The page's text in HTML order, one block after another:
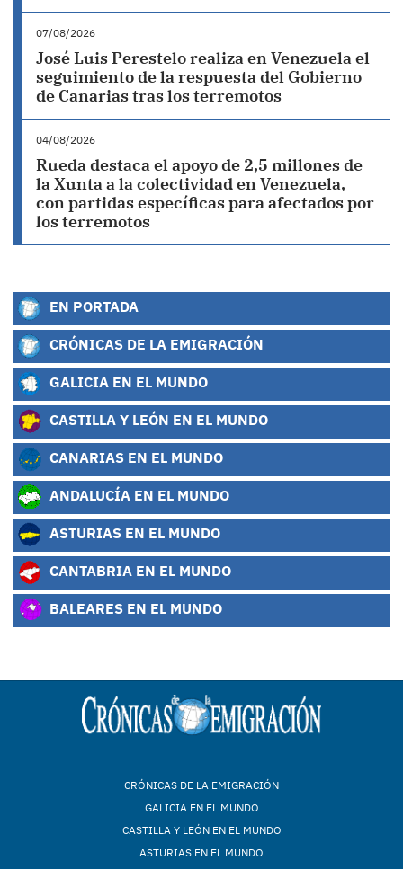
07/08/2026
José Luis Perestelo realiza en Venezuela el
seguimiento de la respuesta del Gobierno
de Canarias tras los terremotos
04/08/2026
Rueda destaca el apoyo de 2,5 millones de
la Xunta a la colectividad en Venezuela,
con partidas específicas para afectados por
los terremotos
EN PORTADA
CRÓNICAS DE LA EMIGRACIÓN
GALICIA EN EL MUNDO
CASTILLA Y LEÓN EN EL MUNDO
CANARIAS EN EL MUNDO
ANDALUCÍA EN EL MUNDO
ASTURIAS EN EL MUNDO
CANTABRIA EN EL MUNDO
BALEARES EN EL MUNDO
CRÓNICAS DE LA EMIGRACIÓN
GALICIA EN EL MUNDO
CASTILLA Y LEÓN EN EL MUNDO
ASTURIAS EN EL MUNDO